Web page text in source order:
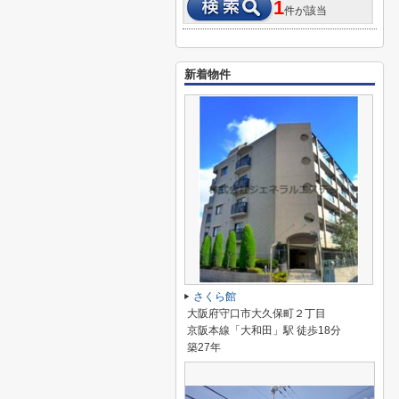
1件が該当
新着物件
さくら館
大阪府守口市大久保町２丁目
京阪本線「大和田」駅 徒歩18分
築27年